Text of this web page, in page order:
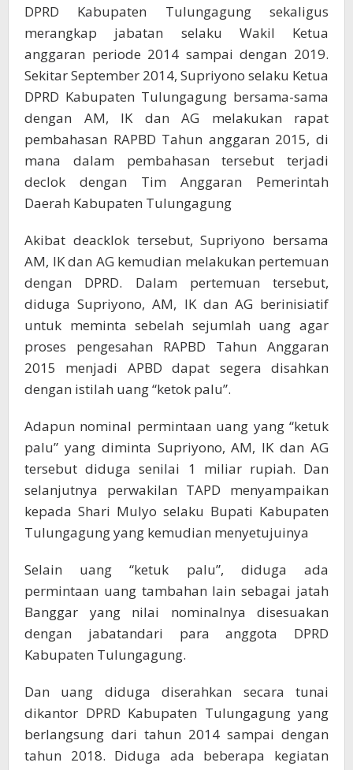
DPRD Kabupaten Tulungagung sekaligus
merangkap jabatan selaku Wakil Ketua
anggaran periode 2014 sampai dengan 2019.
Sekitar September 2014, Supriyono selaku Ketua
DPRD Kabupaten Tulungagung bersama-sama
dengan AM, IK dan AG melakukan rapat
pembahasan RAPBD Tahun anggaran 2015, di
mana dalam pembahasan tersebut terjadi
declok dengan Tim Anggaran Pemerintah
Daerah Kabupaten Tulungagung
Akibat deacklok tersebut, Supriyono bersama
AM, IK dan AG kemudian melakukan pertemuan
dengan DPRD. Dalam pertemuan tersebut,
diduga Supriyono, AM, IK dan AG berinisiatif
untuk meminta sebelah sejumlah uang agar
proses pengesahan RAPBD Tahun Anggaran
2015 menjadi APBD dapat segera disahkan
dengan istilah uang “ketok palu”.
Adapun nominal permintaan uang yang “ketuk
palu” yang diminta Supriyono, AM, IK dan AG
tersebut diduga senilai 1 miliar rupiah. Dan
selanjutnya perwakilan TAPD menyampaikan
kepada Shari Mulyo selaku Bupati Kabupaten
Tulungagung yang kemudian menyetujuinya
Selain uang “ketuk palu”, diduga ada
permintaan uang tambahan lain sebagai jatah
Banggar yang nilai nominalnya disesuakan
dengan jabatandari para anggota DPRD
Kabupaten Tulungagung.
Dan uang diduga diserahkan secara tunai
dikantor DPRD Kabupaten Tulungagung yang
berlangsung dari tahun 2014 sampai dengan
tahun 2018. Diduga ada beberapa kegiatan